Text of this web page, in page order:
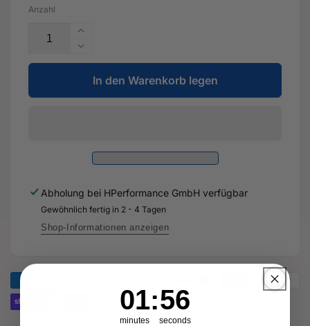
Anzahl
Erhöhe
die
Menge
für
Längsträger
210
Ersatzteil
für
Audi
Verringere
die
Menge
für
803
210
Original
Ersatzteil
für
In den Warenkorb legen
Abholung bei HPerformance GmbH verfügbar
Gewöhnlich fertig in 2 - 4 Tagen
Shop-Informationen anzeigen
Countdown ends in:
1
01
minutes
: 56
56
seconds